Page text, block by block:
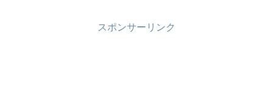
スポンサーリンク